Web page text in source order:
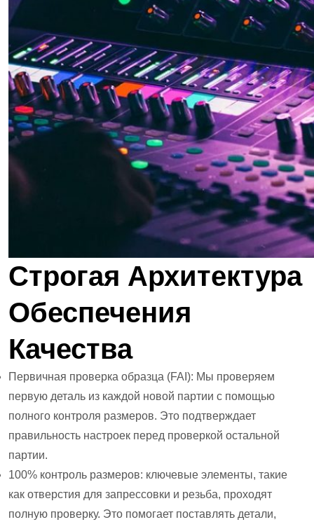
Строгая Архитектура
Обеспечения
Качества
Первичная проверка образца (FAI): Мы проверяем
первую деталь из каждой новой партии с помощью
полного контроля размеров. Это подтверждает
правильность настроек перед проверкой остальной
партии.
100% контроль размеров: ключевые элементы, такие
как отверстия для запрессовки и резьба, проходят
полную проверку. Это помогает поставлять детали,